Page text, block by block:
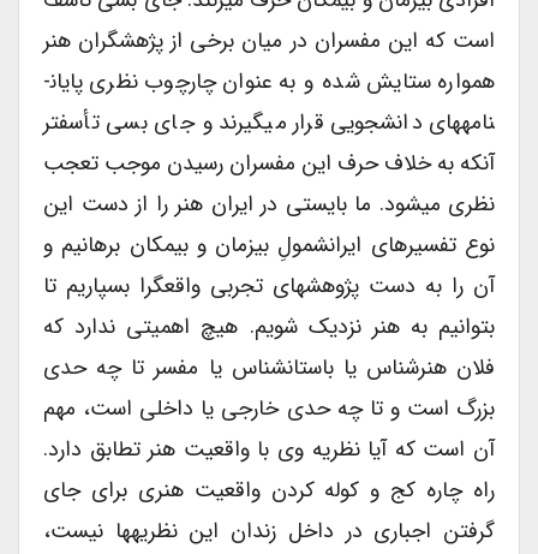
است که این مفسران در میان برخی از پژهشگران هنر
همواره ستایش شده و به عنوان چارچوب نظری پایان­
نامه­های دانشجویی قرار می­گیرند و جای بسی تأسف­تر
آنکه به خلاف حرف این مفسران رسیدن موجب تعجب
نظری می­شود. ما بایستی در ایران هنر را از دست این
نوع تفسیرهای ایران­شمولِ بی­­زمان و بی­مکان برهانیم و
آن را به دست پژوهش­های تجربی واقع­گرا بسپاریم تا
بتوانیم به هنر نزدیک شویم. هیچ اهمیتی ندارد که
فلان هنرشناس یا باستان­شناس یا مفسر تا چه حدی
بزرگ است و تا چه حدی خارجی یا داخلی است، مهم
آن است که آیا نظریه وی با واقعیت هنر تطابق دارد.
راه چاره کج و کوله کردن واقعیت هنری برای جای
گرفتن اجباری در داخل زندان این نظریه­ها نیست،